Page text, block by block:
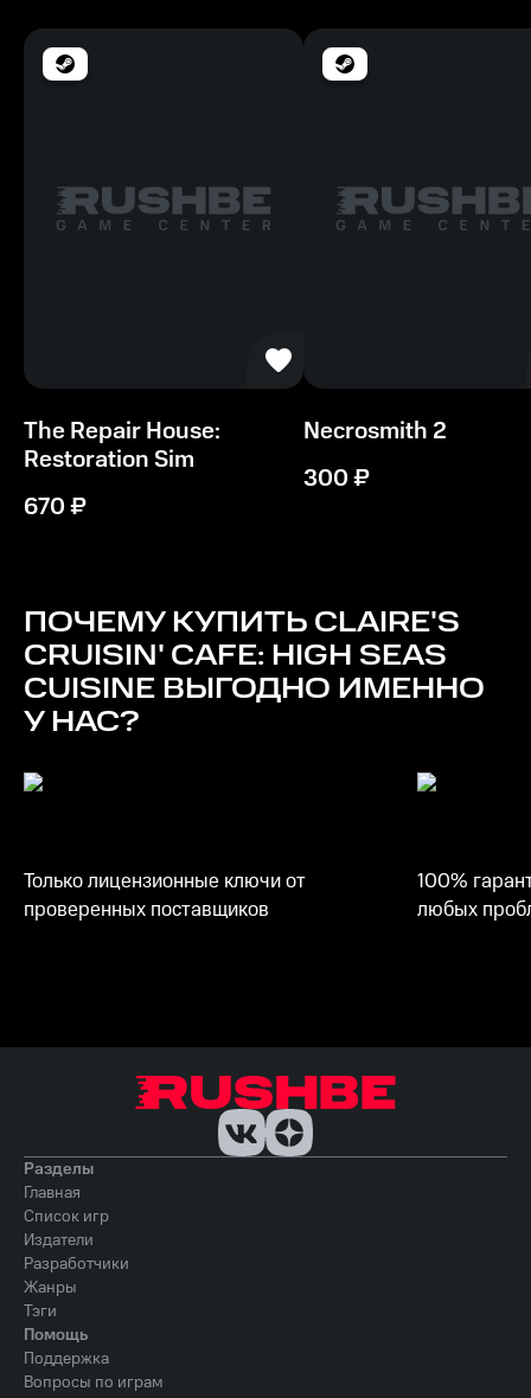
The Repair House:
Restoration Sim
670₽
Necrosmith 2
300₽
ПОЧЕМУ КУПИТЬ CLAIRE'S
CRUISIN' CAFE: HIGH SEAS
CUISINE ВЫГОДНО ИМЕННО
У НАС?
Только лицензионные ключи от
проверенных поставщиков
100%
любых
Разделы
Главная
Список игр
Издатели
Разработчики
Жанры
Тэги
Помощь
Поддержка
Вопросы по играм